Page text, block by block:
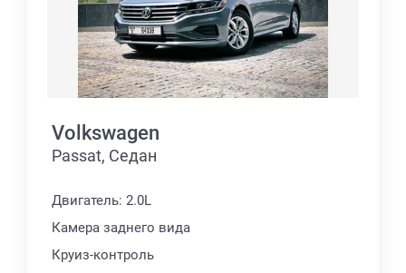
Volkswagen
Passat, Седан
Двигатель: 2.0L
Камера заднего вида
Круиз-контроль